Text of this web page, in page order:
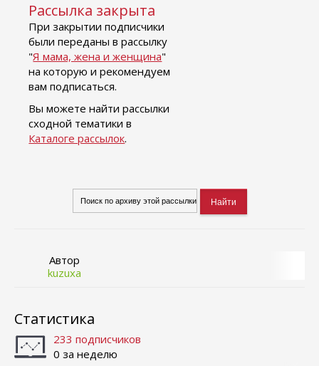
Рассылка закрыта
При закрытии подписчики
были переданы в рассылку
"Я мама, жена и женщина"
на которую и рекомендуем
вам подписаться.
Вы можете найти рассылки
сходной тематики в
Каталоге рассылок.
Автор
kuzuxa
Статистика
233 подписчиков
0 за неделю